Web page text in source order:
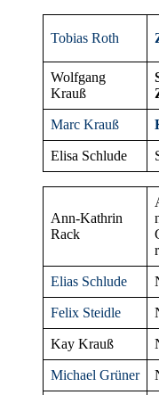
Tobias Roth
Wolfgang
Krauß
Marc Krauß
Elisa Schlude
Ann-Kathrin
Rack
Elias Schlude
Felix Steidle
Kay Krauß
Michael Grüner